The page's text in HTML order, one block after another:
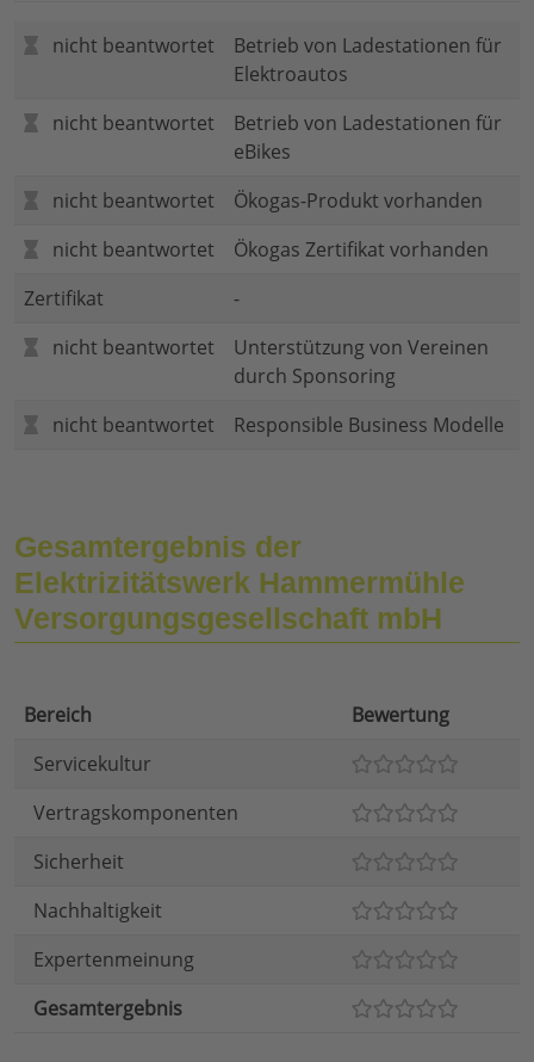
nicht beantwortet
Betrieb von Ladestationen für
Elektroautos
nicht beantwortet
Betrieb von Ladestationen für
eBikes
nicht beantwortet
Ökogas-Produkt vorhanden
nicht beantwortet
Ökogas Zertifikat vorhanden
Zertifikat
-
nicht beantwortet
Unterstützung von Vereinen
durch Sponsoring
nicht beantwortet
Responsible Business Modelle
Gesamtergebnis der
Elektrizitätswerk Hammermühle
Versorgungsgesellschaft mbH
Bereich
Bewertung
Servicekultur
Vertragskomponenten
Sicherheit
Nachhaltigkeit
Expertenmeinung
Gesamtergebnis